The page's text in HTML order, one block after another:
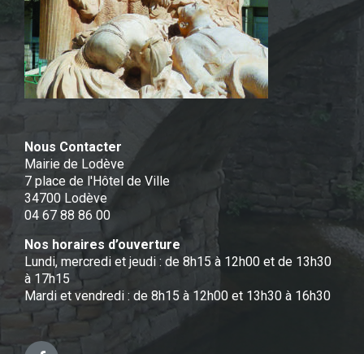
Nous Contacter
Mairie de Lodève
7 place de l'Hôtel de Ville
34700 Lodève
04 67 88 86 00
Nos horaires d’ouverture
Lundi, mercredi et jeudi : de 8h15 à 12h00 et de 13h30
à 17h15
Mardi et vendredi : de 8h15 à 12h00 et 13h30 à 16h30